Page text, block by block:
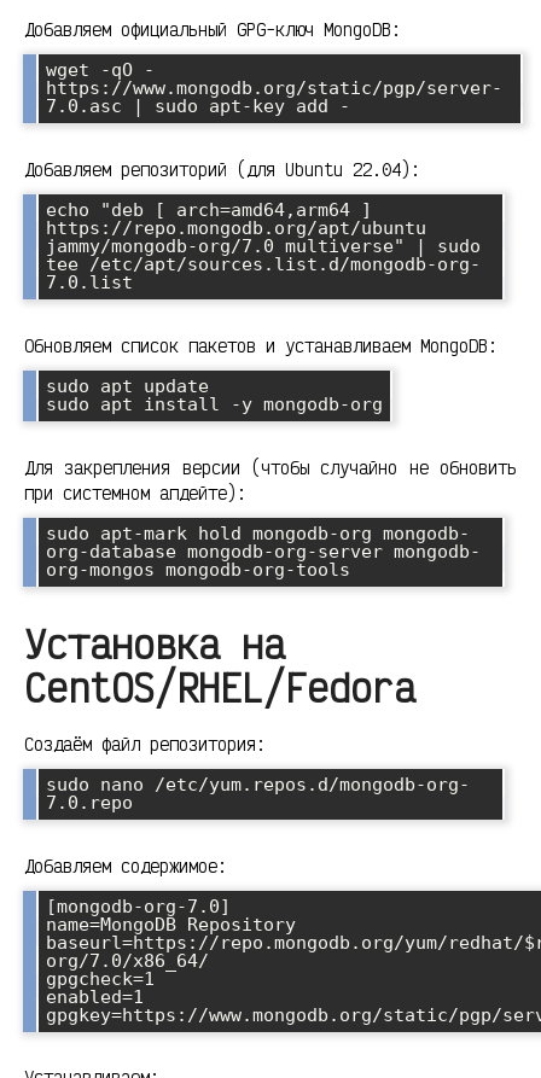
Добавляем официальный GPG-ключ MongoDB:
wget -qO -
https://www.mongodb.org/static/pgp/server-
7.0.asc | sudo apt-key add -
Добавляем репозиторий (для Ubuntu 22.04):
echo "deb [ arch=amd64,arm64 ]
https://repo.mongodb.org/apt/ubuntu
jammy/mongodb-org/7.0 multiverse" | sudo
tee /etc/apt/sources.list.d/mongodb-org-
7.0.list
Обновляем список пакетов и устанавливаем MongoDB:
sudo apt update
sudo apt install -y mongodb-org
Для закрепления версии (чтобы случайно не обновить
при системном апдейте):
sudo apt-mark hold mongodb-org mongodb-
org-database mongodb-org-server mongodb-
org-mongos mongodb-org-tools
Установка на
CentOS/RHEL/Fedora
Создаём файл репозитория:
sudo nano /etc/yum.repos.d/mongodb-org-
7.0.repo
Добавляем содержимое:
[mongodb-org-7.0]
name=MongoDB Repository
baseurl=https://repo.mongodb.org/yum/redhat/
org/7.0/x86_64/
gpgcheck=1
enabled=1
gpgkey=https://www.mongodb.org/static/pgp/